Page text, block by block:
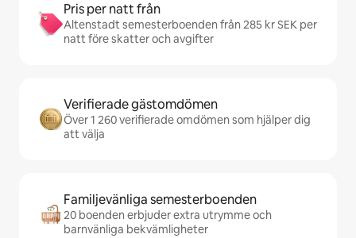
Pris per natt från
Altenstadt semesterboenden från 285 kr SEK per
natt före skatter och avgifter
Verifierade gästomdömen
Över 1 260 verifierade omdömen som hjälper dig
att välja
Familjevänliga semesterboenden
20 boenden erbjuder extra utrymme och
barnvänliga bekvämligheter